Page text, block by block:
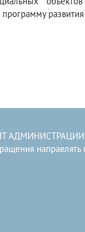
развития
АДМИНИСТРАЦИИ
направлять